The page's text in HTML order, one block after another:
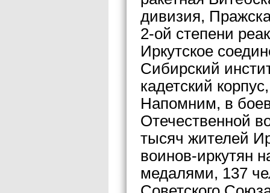
дивизия,
2-ой степени
Иркутское
Сибирский
кадетский
Напомним, в
Отечественной
тысяч жителей
воинов-иркутян
медалями, 137